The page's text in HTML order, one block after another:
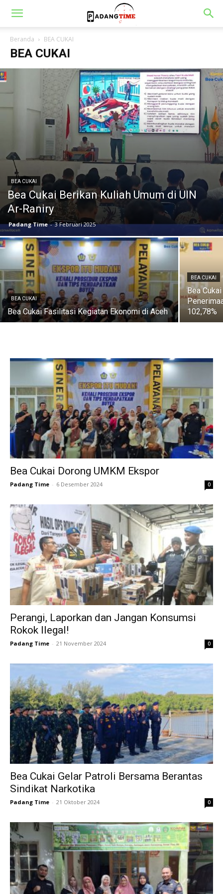
Beranda BEA CUKAI
BEA CUKAI
BEA CUKAI
Bea Cukai Berikan Kuliah Umum di UIN
Ar-Raniry
Padang Time - 3 Februari 2025
BEA CUKAI
Bea Cukai Fasilitasi Kegiatan Ekonomi di Aceh
BEA CUKAI
Bea
102,78%
Bea Cukai Dorong UMKM Ekspor
Padang Time - 6 Desember 2024 0
Perangi, Laporkan dan Jangan Konsumsi
Rokok Ilegal!
Padang Time - 21 November 2024 0
Bea Cukai Gelar Patroli Bersama Berantas
Sindikat Narkotika
Padang Time - 21 Oktober 2024 0